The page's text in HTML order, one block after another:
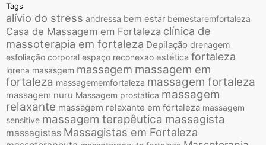
Tags
alívio do stress andressa bem estar bemestaremfortaleza
Casa de Massagem em Fortaleza clínica de
massoterapia em fortaleza Depilação drenagem
esfoliação corporal espaço reconexao estética fortaleza
lorena masasgem massagem massagem em
fortaleza massagememfortaleza massagem fortaleza
massagem nuru Massagem prostática massagem
relaxante massagem relaxante em fortaleza massagem
sensitive massagem terapêutica massagista
massagistas Massagistas em Fortaleza